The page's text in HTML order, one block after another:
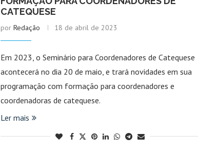
CATEQUESE
por Redação 18 de abril de 2023
Em 2023, o Seminário para Coordenadores de Catequese
acontecerá no dia 20 de maio, e trará novidades em sua
programação com formação para coordenadores e
coordenadoras de catequese.
Ler mais